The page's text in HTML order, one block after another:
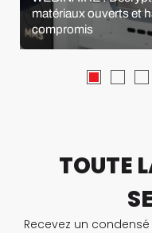
matériaux ouverts et
compromis
TOUTE
Recevez un